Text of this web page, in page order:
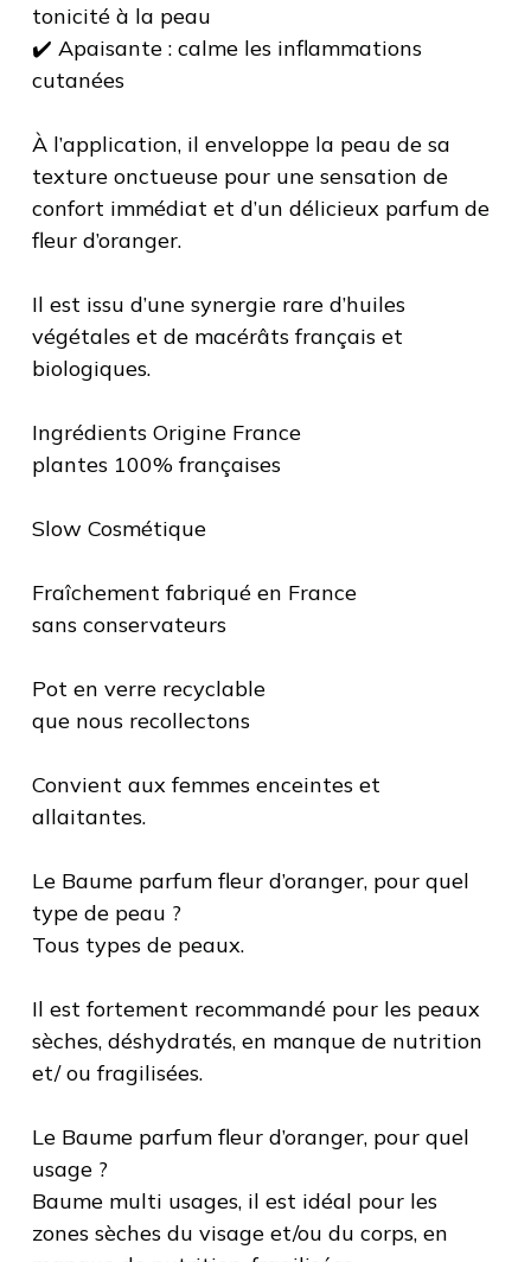
tonicité à la peau
✔️ Apaisante : calme les inflammations
cutanées
À l’application, il enveloppe la peau de sa
texture onctueuse pour une sensation de
confort immédiat et d’un délicieux parfum de
fleur d’oranger.
Il est issu d’une synergie rare d’huiles
végétales et de macérâts français et
biologiques.
Ingrédients Origine France
plantes 100% françaises
Slow Cosmétique
Fraîchement fabriqué en France
sans conservateurs
Pot en verre recyclable
que nous recollectons
Convient aux femmes enceintes et
allaitantes.
Le Baume parfum fleur d’oranger, pour quel
type de peau ?
Tous types de peaux.
Il est fortement recommandé pour les peaux
sèches, déshydratés, en manque de nutrition
et/ ou fragilisées.
Le Baume parfum fleur d’oranger, pour quel
usage ?
Baume multi usages, il est idéal pour les
zones sèches du visage et/ou du corps, en